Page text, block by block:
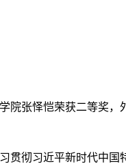
张怿恺荣获二等奖
彻习近平新时代中国